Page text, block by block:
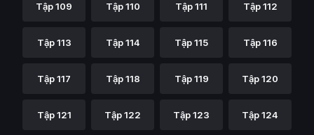
Tập 109 Tập 110 Tập 111 Tập 112
Tập 113 Tập 114 Tập 115 Tập 116
Tập 117 Tập 118 Tập 119 Tập 120
Tập 121 Tập 122 Tập 123 Tập 124